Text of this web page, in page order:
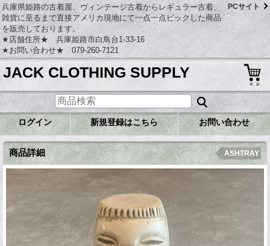
兵庫県姫路の古着屋、ヴィンテージ古着からレギュラー古着、
雑貨に至るまで直接アメリカ現地にて一点一点ピックした商品
を販売しております。
★店舗住所★ 兵庫姫路市白鳥台1-33-16
★お問い合わせ★ 079-260-7121
PCサイト
JACK CLOTHING SUPPLY
ログイン 新規登録はこちら お問い合わせ
商品詳細 ASHTRAY